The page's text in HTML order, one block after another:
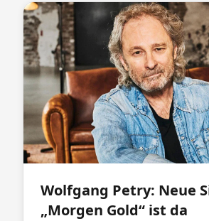
Wolfgang Petry: Neue
„Morgen Gold“ ist da